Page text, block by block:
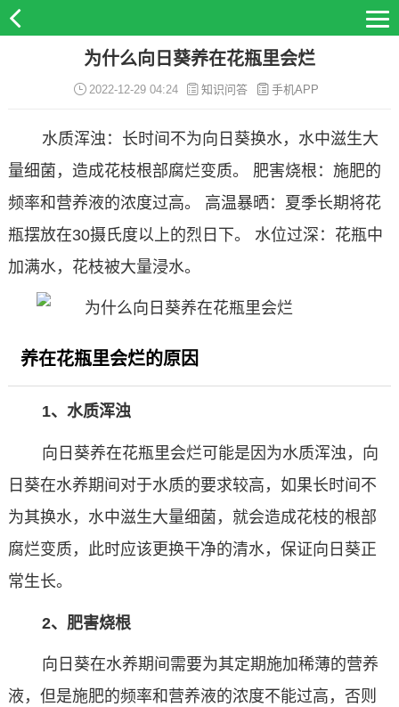
为什么向日葵养在花瓶里会烂
2022-12-29 04:24 知识问答 手机APP
水质浑浊：长时间不为向日葵换水，水中滋生大
量细菌，造成花枝根部腐烂变质。 肥害烧根：施肥的
频率和营养液的浓度过高。 高温暴晒：夏季长期将花
瓶摆放在30摄氏度以上的烈日下。 水位过深：花瓶中
加满水，花枝被大量浸水。
养在花瓶里会烂的原因
1、水质浑浊
向日葵养在花瓶里会烂可能是因为水质浑浊，向
日葵在水养期间对于水质的要求较高，如果长时间不
为其换水，水中滋生大量细菌，就会造成花枝的根部
腐烂变质，此时应该更换干净的清水，保证向日葵正
常生长。
2、肥害烧根
向日葵在水养期间需要为其定期施加稀薄的营养
液，但是施肥的频率和营养液的浓度不能过高，否则